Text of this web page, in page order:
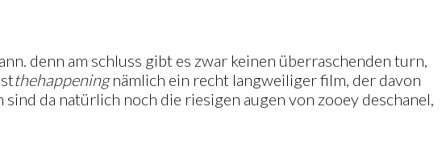
denn am schluss gibt es zwar keinen überraschenden turn,
thehappeningnämlich ein recht langweiliger film, der davon
da natürlich noch die riesigen augen von zooey deschanel,